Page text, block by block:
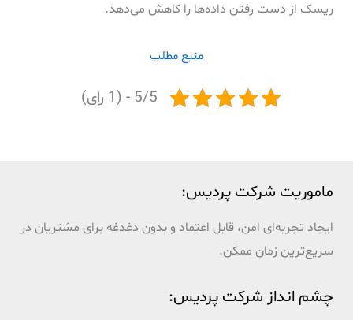
ریسک از دست رفتن داده‌ها را کاهش می‌دهد.
منبع مطلب
5/5 - (1 رای)
ماموریت شرکت پردیس:
ایجاد تجربه‌ای امن، قابل اعتماد و بدون دغدغه برای مشتریان در
سریع‌ترین زمان ممکن.
چشم انداز شرکت پردیس: